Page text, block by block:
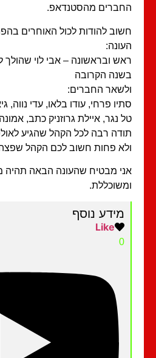
מהסטנדאפ.
להודות לכול האוחרים בהפתעה
ובראשונה – אבי לוי שהולך להפוך
הקרובה
החברים:
פרחי, עודו בלאו, עדי נווה, גיא
נגר, איילת גרוזניק כתב, אמונה חזות.
רבה לכל הקהל שהגיע לאולפנים
פחות חשוב לכם הקהל שפצה הגיב ו
מבטיח שהעונה הבאה תהיה
מידע נוסף